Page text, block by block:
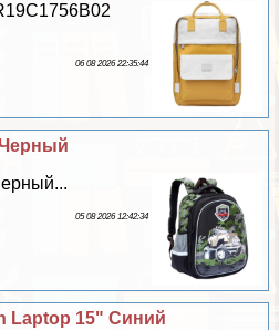
06 08 2026 22:35:44
Черный
05 08 2026 12:42:34
Laptop 15" Синий